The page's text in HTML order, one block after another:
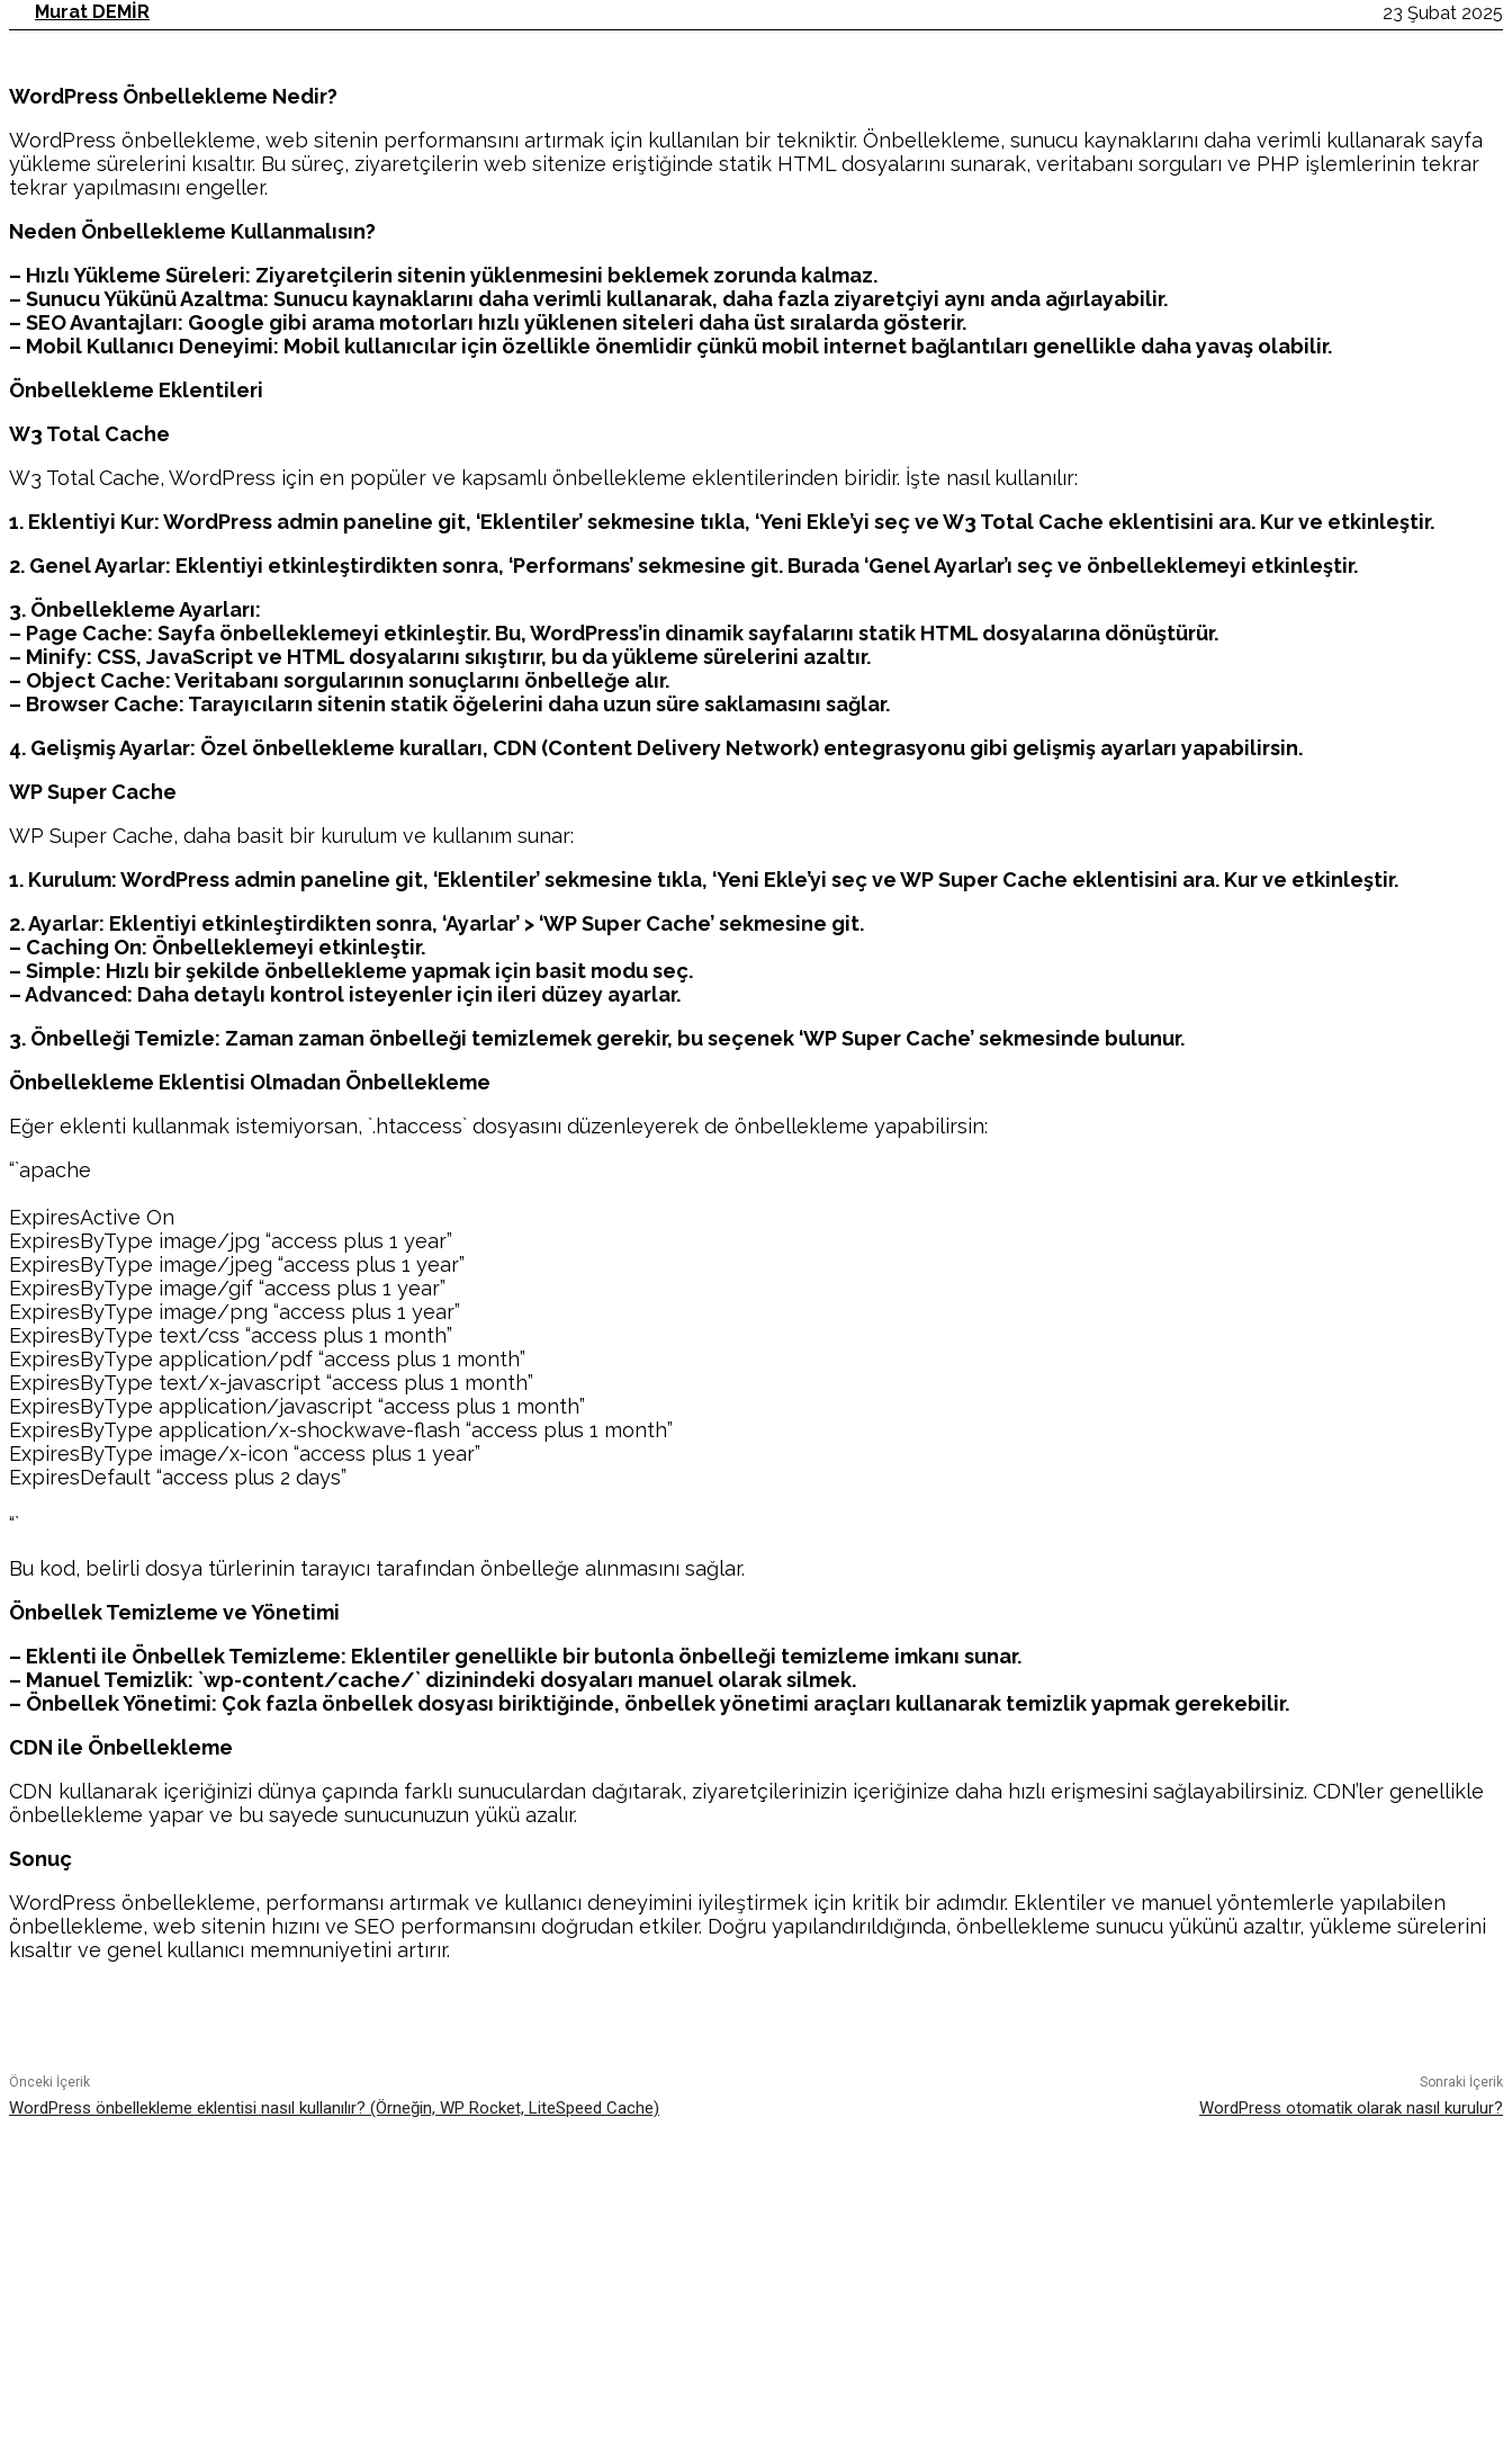
23 Şubat 2025
Murat DEMİR
WordPress Önbellekleme Nedir?
WordPress önbellekleme, web sitenin performansını artırmak için kullanılan bir tekniktir. Önbellekleme, sunucu kaynaklarını daha verimli kullanarak sayfa
yükleme sürelerini kısaltır. Bu süreç, ziyaretçilerin web sitenize eriştiğinde statik HTML dosyalarını sunarak, veritabanı sorguları ve PHP işlemlerinin tekrar
tekrar yapılmasını engeller.
Neden Önbellekleme Kullanmalısın?
– Hızlı Yükleme Süreleri: Ziyaretçilerin sitenin yüklenmesini beklemek zorunda kalmaz.
– Sunucu Yükünü Azaltma: Sunucu kaynaklarını daha verimli kullanarak, daha fazla ziyaretçiyi aynı anda ağırlayabilir.
– SEO Avantajları: Google gibi arama motorları hızlı yüklenen siteleri daha üst sıralarda gösterir.
– Mobil Kullanıcı Deneyimi: Mobil kullanıcılar için özellikle önemlidir çünkü mobil internet bağlantıları genellikle daha yavaş olabilir.
Önbellekleme Eklentileri
W3 Total Cache
W3 Total Cache, WordPress için en popüler ve kapsamlı önbellekleme eklentilerinden biridir. İşte nasıl kullanılır:
1. Eklentiyi Kur: WordPress admin paneline git, ‘Eklentiler’ sekmesine tıkla, ‘Yeni Ekle’yi seç ve W3 Total Cache eklentisini ara. Kur ve etkinleştir.
2. Genel Ayarlar: Eklentiyi etkinleştirdikten sonra, ‘Performans’ sekmesine git. Burada ‘Genel Ayarlar’ı seç ve önbelleklemeyi etkinleştir.
3. Önbellekleme Ayarları:
– Page Cache: Sayfa önbelleklemeyi etkinleştir. Bu, WordPress’in dinamik sayfalarını statik HTML dosyalarına dönüştürür.
– Minify: CSS, JavaScript ve HTML dosyalarını sıkıştırır, bu da yükleme sürelerini azaltır.
– Object Cache: Veritabanı sorgularının sonuçlarını önbelleğe alır.
– Browser Cache: Tarayıcıların sitenin statik öğelerini daha uzun süre saklamasını sağlar.
4. Gelişmiş Ayarlar: Özel önbellekleme kuralları, CDN (Content Delivery Network) entegrasyonu gibi gelişmiş ayarları yapabilirsin.
WP Super Cache
WP Super Cache, daha basit bir kurulum ve kullanım sunar:
1. Kurulum: WordPress admin paneline git, ‘Eklentiler’ sekmesine tıkla, ‘Yeni Ekle’yi seç ve WP Super Cache eklentisini ara. Kur ve etkinleştir.
2. Ayarlar: Eklentiyi etkinleştirdikten sonra, ‘Ayarlar’ > ‘WP Super Cache’ sekmesine git.
– Caching On: Önbelleklemeyi etkinleştir.
– Simple: Hızlı bir şekilde önbellekleme yapmak için basit modu seç.
– Advanced: Daha detaylı kontrol isteyenler için ileri düzey ayarlar.
3. Önbelleği Temizle: Zaman zaman önbelleği temizlemek gerekir, bu seçenek ‘WP Super Cache’ sekmesinde bulunur.
Önbellekleme Eklentisi Olmadan Önbellekleme
Eğer eklenti kullanmak istemiyorsan, `.htaccess` dosyasını düzenleyerek de önbellekleme yapabilirsin:
“`apache
ExpiresActive On
ExpiresByType image/jpg “access plus 1 year”
ExpiresByType image/jpeg “access plus 1 year”
ExpiresByType image/gif “access plus 1 year”
ExpiresByType image/png “access plus 1 year”
ExpiresByType text/css “access plus 1 month”
ExpiresByType application/pdf “access plus 1 month”
ExpiresByType text/x-javascript “access plus 1 month”
ExpiresByType application/javascript “access plus 1 month”
ExpiresByType application/x-shockwave-flash “access plus 1 month”
ExpiresByType image/x-icon “access plus 1 year”
ExpiresDefault “access plus 2 days”
“`
Bu kod, belirli dosya türlerinin tarayıcı tarafından önbelleğe alınmasını sağlar.
Önbellek Temizleme ve Yönetimi
– Eklenti ile Önbellek Temizleme: Eklentiler genellikle bir butonla önbelleği temizleme imkanı sunar.
– Manuel Temizlik: `wp-content/cache/` dizinindeki dosyaları manuel olarak silmek.
– Önbellek Yönetimi: Çok fazla önbellek dosyası biriktiğinde, önbellek yönetimi araçları kullanarak temizlik yapmak gerekebilir.
CDN ile Önbellekleme
CDN kullanarak içeriğinizi dünya çapında farklı sunuculardan dağıtarak, ziyaretçilerinizin içeriğinize daha hızlı erişmesini sağlayabilirsiniz. CDN’ler genellikle
önbellekleme yapar ve bu sayede sunucunuzun yükü azalır.
Sonuç
WordPress önbellekleme, performansı artırmak ve kullanıcı deneyimini iyileştirmek için kritik bir adımdır. Eklentiler ve manuel yöntemlerle yapılabilen
önbellekleme, web sitenin hızını ve SEO performansını doğrudan etkiler. Doğru yapılandırıldığında, önbellekleme sunucu yükünü azaltır, yükleme sürelerini
kısaltır ve genel kullanıcı memnuniyetini artırır.
Önceki İçerik
WordPress önbellekleme eklentisi nasıl kullanılır? (Örneğin, WP Rocket, LiteSpeed Cache)
Sonraki İçerik
WordPress otomatik olarak nasıl kurulur?